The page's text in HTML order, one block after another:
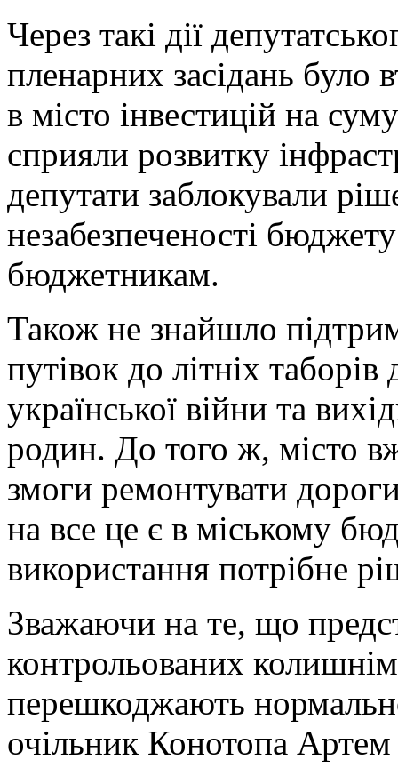
Через такі дії
пленарних засідань було
в місто інвестицій на
сприяли розвитку
депутати заблокували
незабезпеченості
бюджетникам.
Також не знайшло
путівок до літніх
української війни та
родин. До того ж, місто
змоги ремонтувати
на все це є в міському
використання потрібне
Зважаючи на те, що
контрольованих
перешкоджають
очільник Конотопа